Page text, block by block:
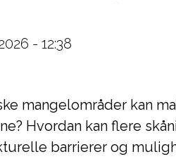
- 12:38
mangelområder kan
Hvordan kan flere
barrierer og